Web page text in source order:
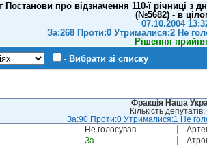
про відзначення 110-ї річниці
(№5682) - в
07.10.2004
За:268 Проти:0 Утрималися:2 Не
Рішення
- Вибрати зі списку
Фракція Наша
Кількість
За:90 Проти:0 Утрималися:1 Не
Не голосував
За